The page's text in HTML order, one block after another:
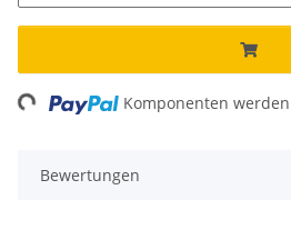
Komponenten
Bewertungen